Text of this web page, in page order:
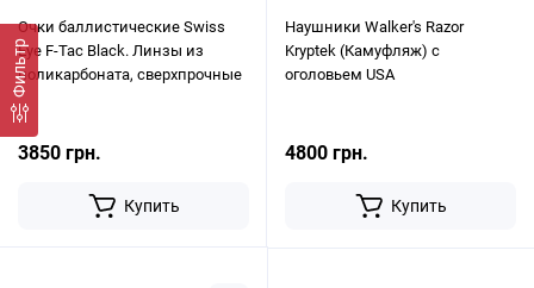
Фильтр
Очки баллистические Swiss
Eye F-Tac Black. Линзы из
поликарбоната, сверхпрочные
3850 грн.
Купить
Наушники Walker's Razor
Kryptek (Камуфляж) с
оголовьем USA
4800 грн.
Купить